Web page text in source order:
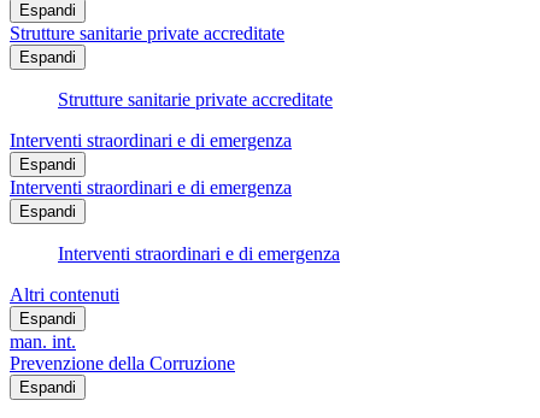
Espandi
Strutture sanitarie private accreditate
Espandi
Strutture sanitarie private accreditate
Interventi straordinari e di emergenza
Espandi
Interventi straordinari e di emergenza
Espandi
Interventi straordinari e di emergenza
Altri contenuti
Espandi
man. int.
Prevenzione della Corruzione
Espandi